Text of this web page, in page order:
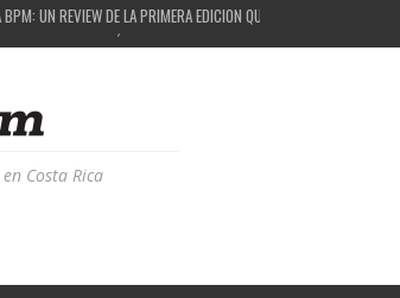
UNA COMBINACIÓN EXITOSA
Costa Rica